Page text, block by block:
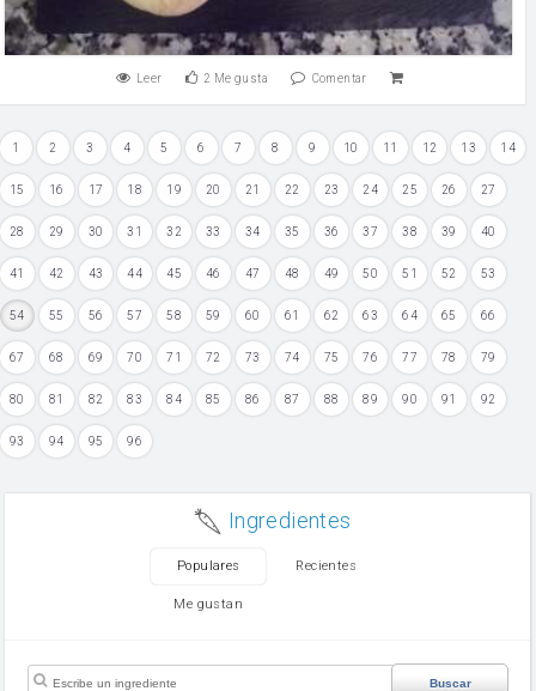
Leer 2 Me gusta Comentar
1 2 3 4 5 6 7 8 9 10 11 12 13 14
15 16 17 18 19 20 21 22 23 24 25 26 27
28 29 30 31 32 33 34 35 36 37 38 39 40
41 42 43 44 45 46 47 48 49 50 51 52 53
54 55 56 57 58 59 60 61 62 63 64 65 66
67 68 69 70 71 72 73 74 75 76 77 78 79
80 81 82 83 84 85 86 87 88 89 90 91 92
93 94 95 96
Ingredientes
Populares Recientes
Me gustan
Buscar